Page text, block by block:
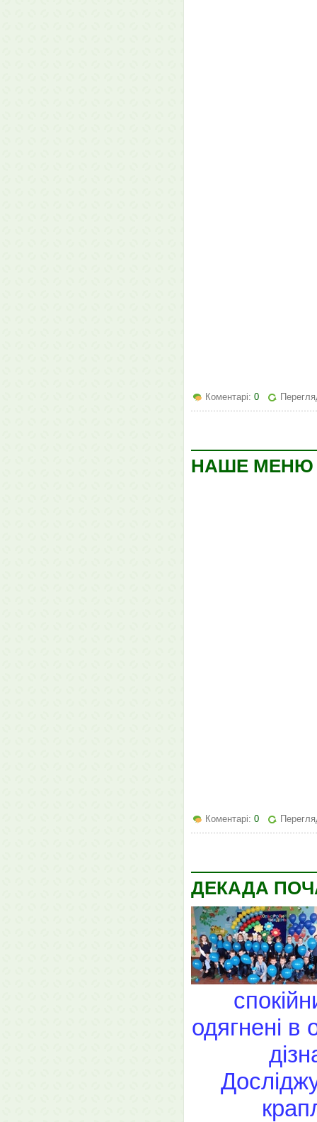
Коментарі: 0
НАШЕ МЕНЮ
Коментарі: 0
ДЕКАДА
одягнені в